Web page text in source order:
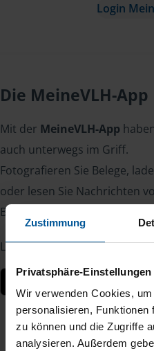
Zustimmung
Privatsphäre-Einstellungen
Wir verwenden Cookies,
personalisieren, Funktionen
zu können und die Zugriffe
analysieren. Außerdem
Login
Die MeineVLH-App
Mit der MeineVLH-App
auch unterwegs im Griff.
Fotografieren Sie Belege,
oder lesen Sie Nachrichten
Berater – jederzeit und von
Laden Sie die App kostenlos